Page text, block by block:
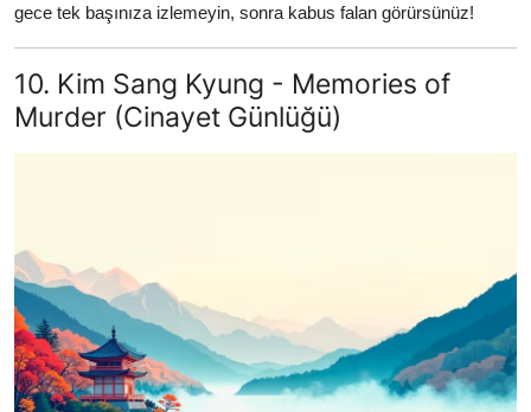
gece tek başınıza izlemeyin, sonra kabus falan görürsünüz!
10. Kim Sang Kyung - Memories of
Murder (Cinayet Günlüğü)